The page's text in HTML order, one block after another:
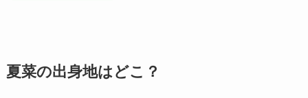
夏菜の出身地はどこ？